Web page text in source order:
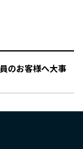
のお客様へ大事